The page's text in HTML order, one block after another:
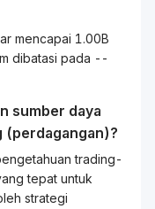
mencapai 1.00B
dibatasi pada --
sumber daya
(perdagangan)?
trading-
tepat untuk
strategi